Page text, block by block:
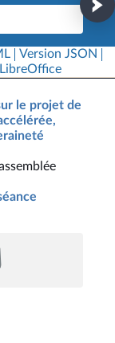
Version JSON
le projet de